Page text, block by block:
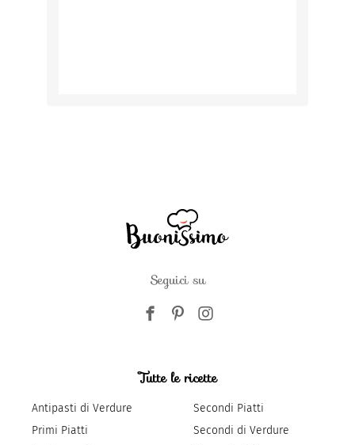
Seguici su
Tutte le ricette
Antipasti di Verdure
Primi Piatti
Secondi Piatti
Secondi di Verdure